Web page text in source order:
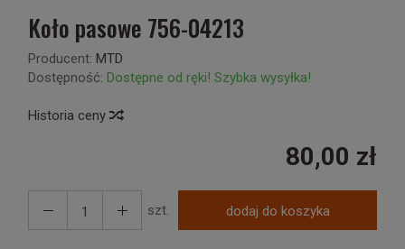
Koło pasowe 756-04213
Producent: MTD
Dostępność: Dostępne od ręki! Szybka wysyłka!
Historia ceny
80,00 zł
szt. dodaj do koszyka